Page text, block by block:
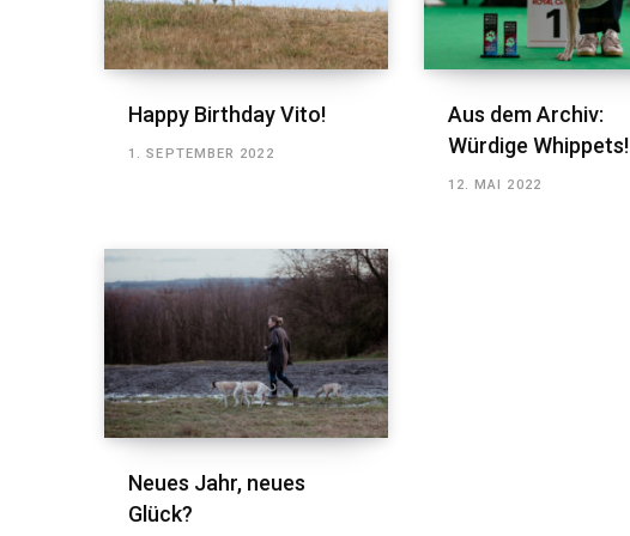
Happy Birthday Vito!
1. SEPTEMBER 2022
Aus dem Archiv:
Würdige Whippets!
12. MAI 2022
Neues Jahr, neues
Glück?